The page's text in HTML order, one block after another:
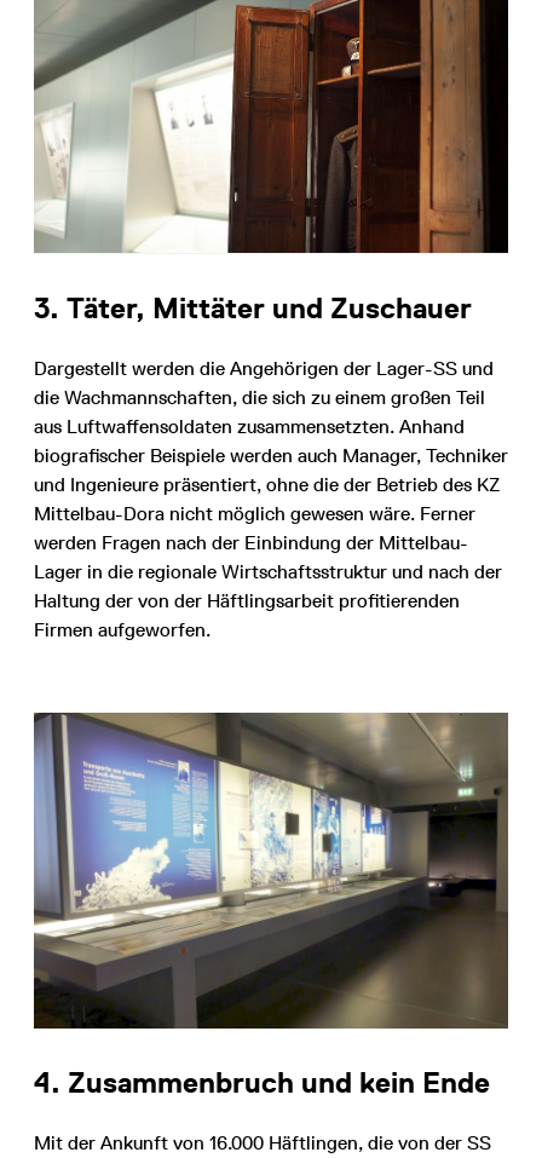
3. Täter, Mittäter und Zuschauer
Dargestellt werden die Angehörigen der Lager-SS und
die Wachmannschaften, die sich zu einem großen Teil
aus Luftwaffensoldaten zusammensetzten. Anhand
biografischer Beispiele werden auch Manager, Techniker
und Ingenieure präsentiert, ohne die der Betrieb des KZ
Mittelbau-Dora nicht möglich gewesen wäre. Ferner
werden Fragen nach der Einbindung der Mittelbau-
Lager in die regionale Wirtschaftsstruktur und nach der
Haltung der von der Häftlingsarbeit profitierenden
Firmen aufgeworfen.
4. Zusammenbruch und kein Ende
Mit der Ankunft von 16.000 Häftlingen, die von der SS